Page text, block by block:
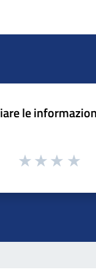
le